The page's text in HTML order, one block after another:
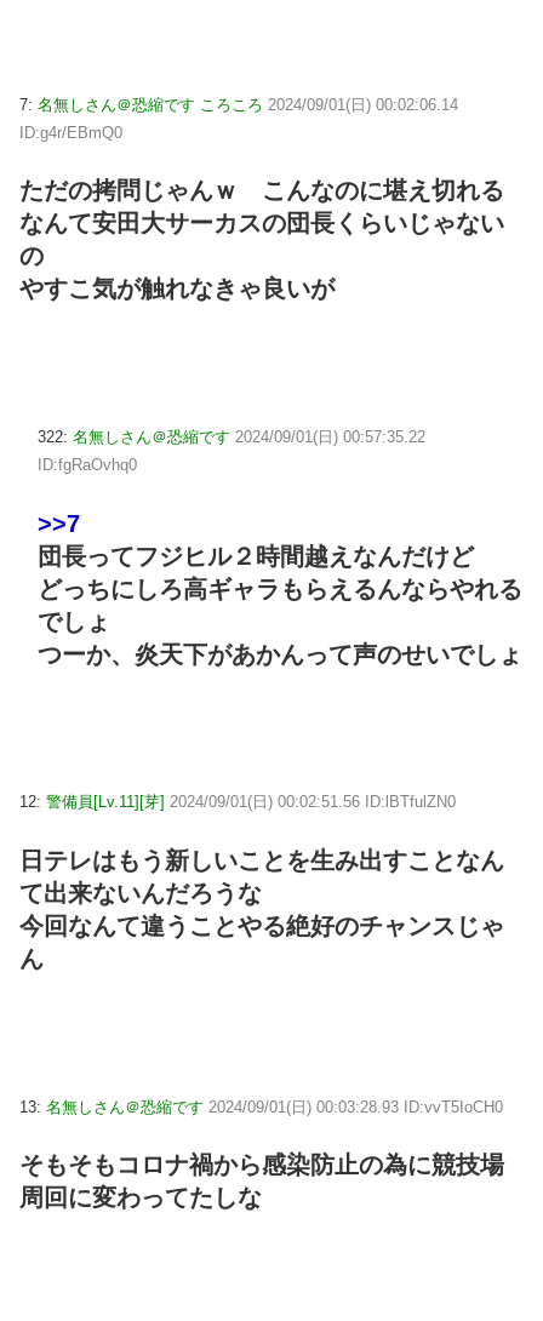
7: 名無しさん＠恐縮です ころころ 2024/09/01(日) 00:02:06.14
ID:g4r/EBmQ0
ただの拷問じゃんｗ こんなのに堪え切れる
なんて安田大サーカスの団長くらいじゃない
の
やすこ気が触れなきゃ良いが
322: 名無しさん＠恐縮です 2024/09/01(日) 00:57:35.22
ID:fgRaOvhq0
>>7
団長ってフジヒル２時間越えなんだけど
どっちにしろ高ギャラもらえるんならやれる
でしょ
つーか、炎天下があかんって声のせいでしょ
12: 警備員[Lv.11][芽] 2024/09/01(日) 00:02:51.56 ID:lBTfulZN0
日テレはもう新しいことを生み出すことなん
て出来ないんだろうな
今回なんて違うことやる絶好のチャンスじゃ
ん
13: 名無しさん＠恐縮です 2024/09/01(日) 00:03:28.93 ID:vvT5IoCH0
そもそもコロナ禍から感染防止の為に競技場
周回に変わってたしな